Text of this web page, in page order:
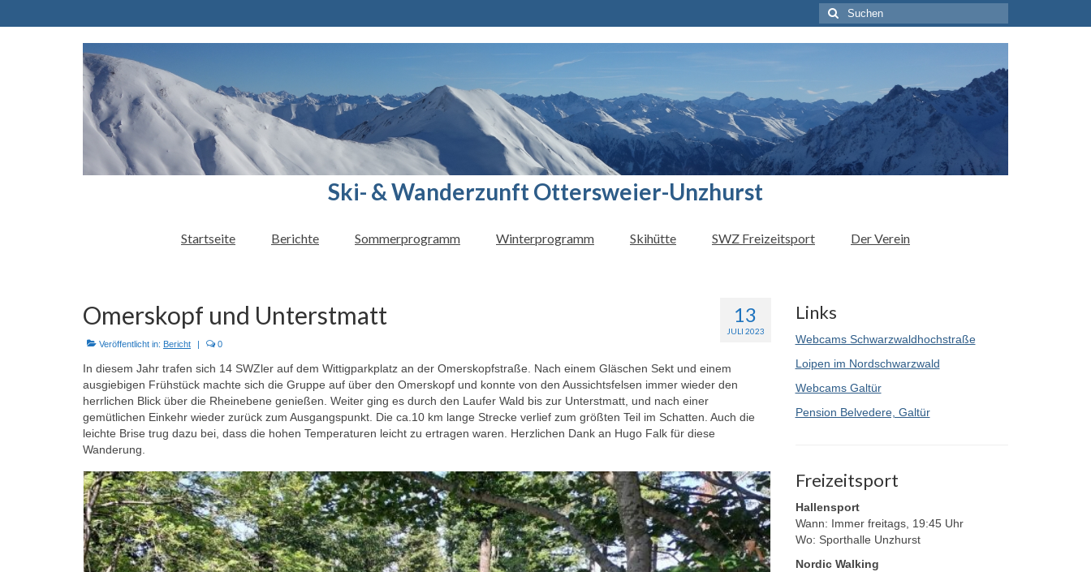
Suchen
nach:
Ski- & Wanderzunft Ottersweier-Unzhurst
Startseite Berichte Sommerprogramm Winterprogramm Skihütte SWZ Freizeitsport Der Verein
13
JULI 2023
Omerskopf und Unterstmatt
Veröffentlicht in: Bericht 0
In diesem Jahr trafen sich 14 SWZler auf dem Wittigparkplatz an der Omerskopfstraße. Nach einem Gläschen Sekt und einem
ausgiebigen Frühstück machte sich die Gruppe auf über den Omerskopf und konnte von den Aussichtsfelsen immer wieder den
herrlichen Blick über die Rheinebene genießen. Weiter ging es durch den Laufer Wald bis zur Unterstmatt, und nach einer
gemütlichen Einkehr wieder zurück zum Ausgangspunkt. Die ca.10 km lange Strecke verlief zum größten Teil im Schatten. Auch die
leichte Brise trug dazu bei, dass die hohen Temperaturen leicht zu ertragen waren. Herzlichen Dank an Hugo Falk für diese
Wanderung.
Links
Webcams Schwarzwaldhochstraße
Loipen im Nordschwarzwald
Webcams Galtür
Pension Belvedere, Galtür
Freizeitsport
Hallensport
Wann: Immer freitags, 19:45 Uhr
Wo: Sporthalle Unzhurst
Nordic Walking